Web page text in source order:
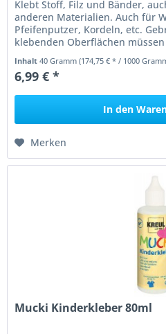
Klebt Stoff, Filz und Bänder,
anderen Materialien. Auch für
Pfeifenputzer, Kordeln, etc.
klebenden Oberflächen
Inhalt40 Gramm(174,75 € * / 1000
6,99 € *
In den
Merken
Mucki Kinderkleber 80ml